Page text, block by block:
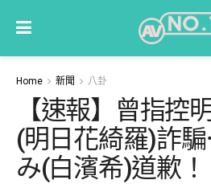
Home 新聞 八卦
【速報】曾指控
(明日花綺羅)詐
み(白濱希)道歉！